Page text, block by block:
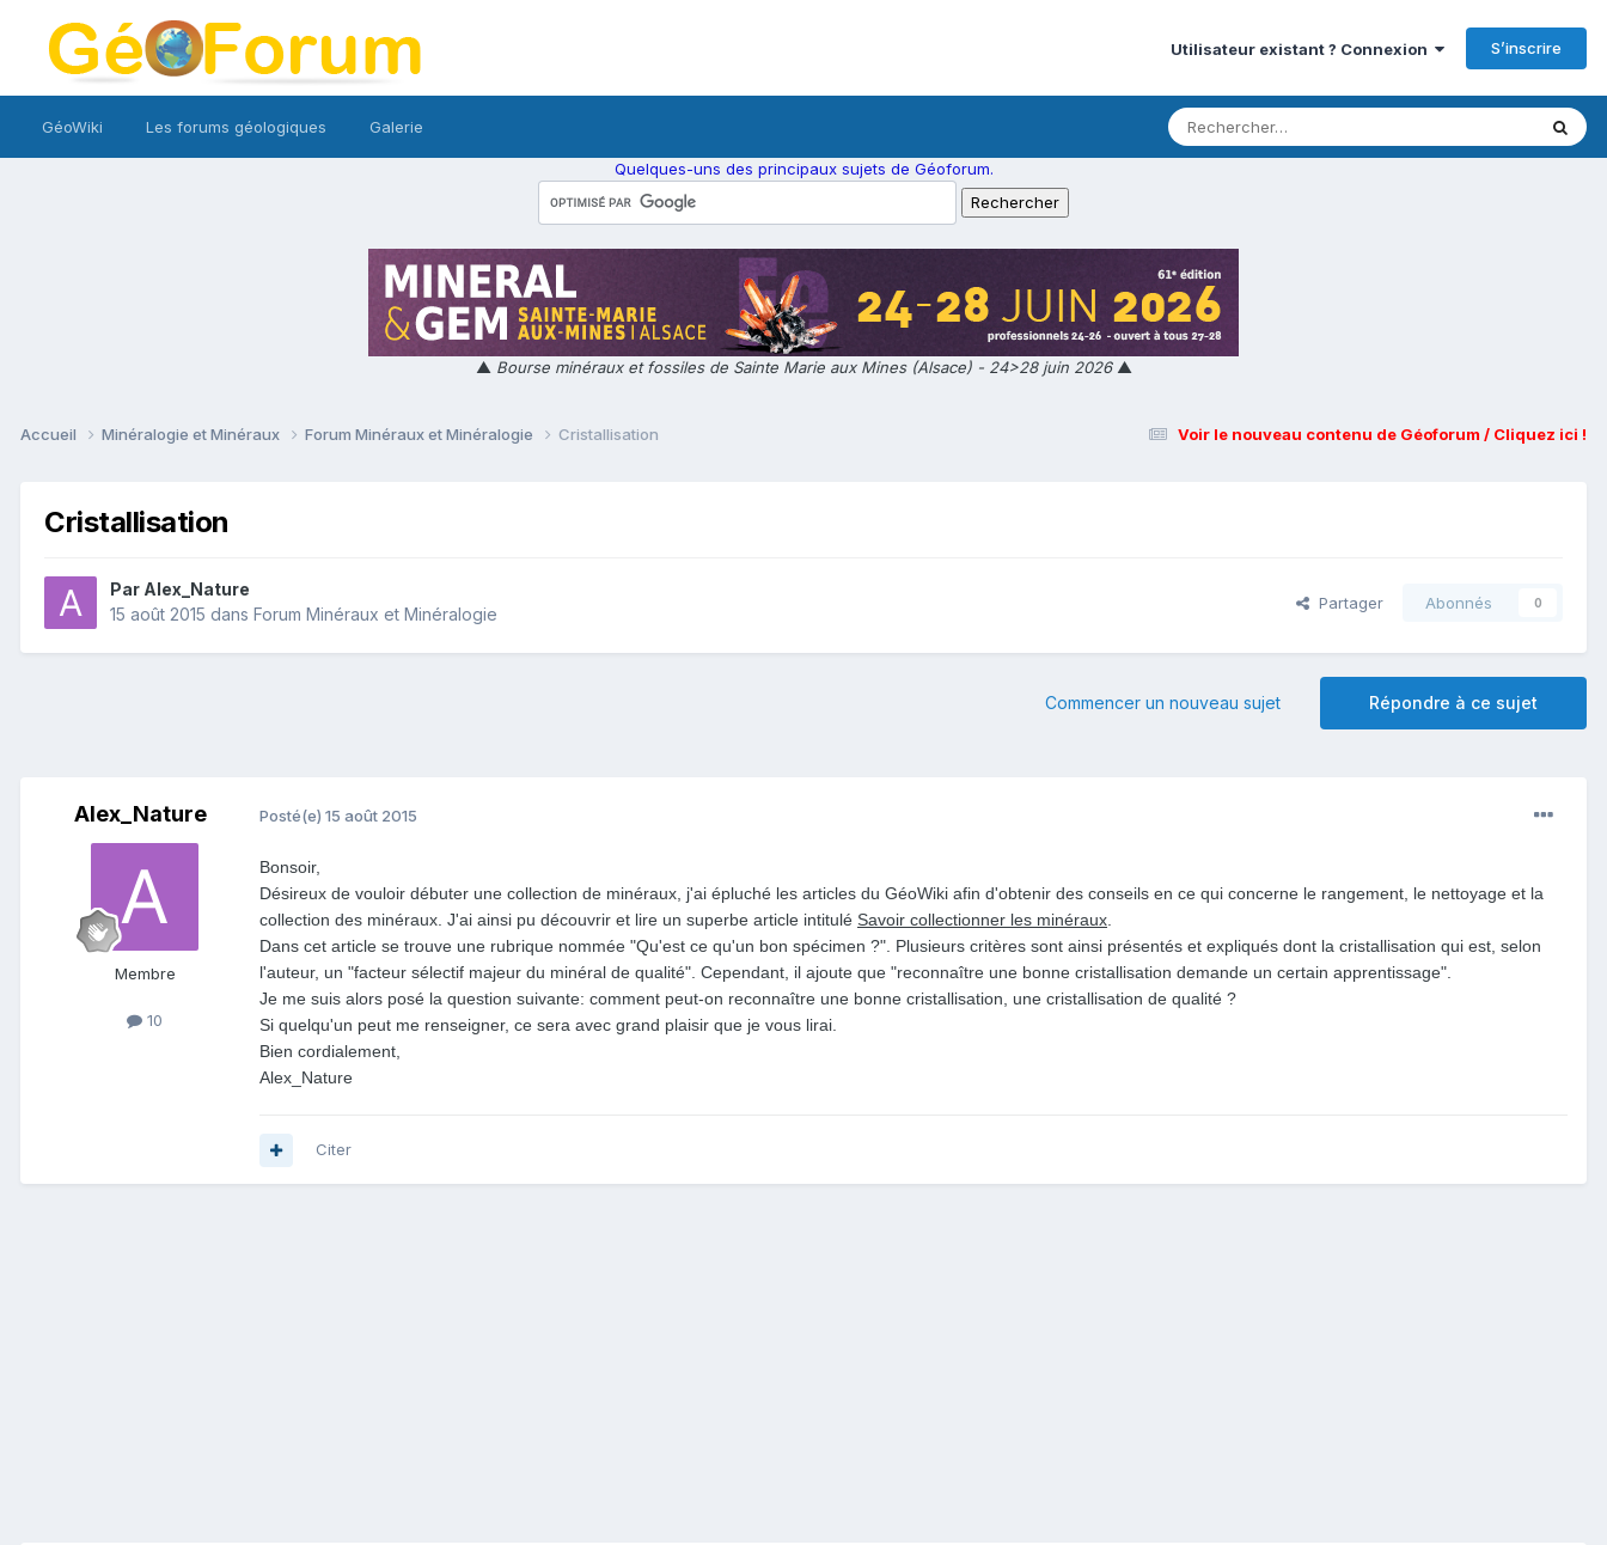
Utilisateur existant ? Connexion S’inscrire
GéoWiki Les forums géologiques Galerie
Quelques-uns des principaux sujets de Géoforum.
▲ Bourse minéraux et fossiles de Sainte Marie aux Mines (Alsace) - 24>28 juin 2026▲
Voir le nouveau contenu de Géoforum / Cliquez ici !
Accueil Minéralogie et Minéraux Forum Minéraux et Minéralogie Cristallisation
Cristallisation
Par Alex_Nature
15 août 2015 dans Forum Minéraux et Minéralogie
Partager Abonnés 0
Répondre à ce sujet
Commencer un nouveau sujet
Alex_Nature
Membre
10
Posté(e) 15 août 2015
Bonsoir,
Désireux de vouloir débuter une collection de minéraux, j'ai épluché les articles du GéoWiki afin d'obtenir des conseils en ce qui concerne le rangement, le nettoyage et la
collection des minéraux. J'ai ainsi pu découvrir et lire un superbe article intitulé Savoir collectionner les minéraux
Dans cet article se trouve une rubrique nommée "Qu'est ce qu'un bon spécimen ?". Plusieurs critères sont ainsi présentés et expliqués dont la cristallisation qui est, selon
l'auteur, un "facteur sélectif majeur du minéral de qualité". Cependant, il ajoute que "reconnaître une bonne cristallisation demande un certain apprentissage".
Je me suis alors posé la question suivante: comment peut-on reconnaître une bonne cristallisation, une cristallisation de qualité ?
Si quelqu'un peut me renseigner, ce sera avec grand plaisir que je vous lirai.
Bien cordialement,
Alex_Nature
Citer